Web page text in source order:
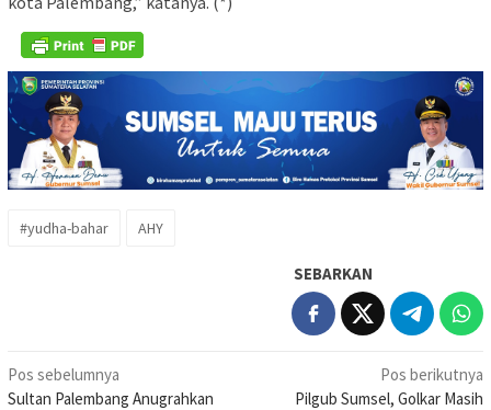
#yudha-bahar AHY
SEBARKAN
Navigasi
Pos sebelumnya
Sultan Palembang Anugrahkan
Pos berikutnya
Pilgub Sumsel, Golkar Masih